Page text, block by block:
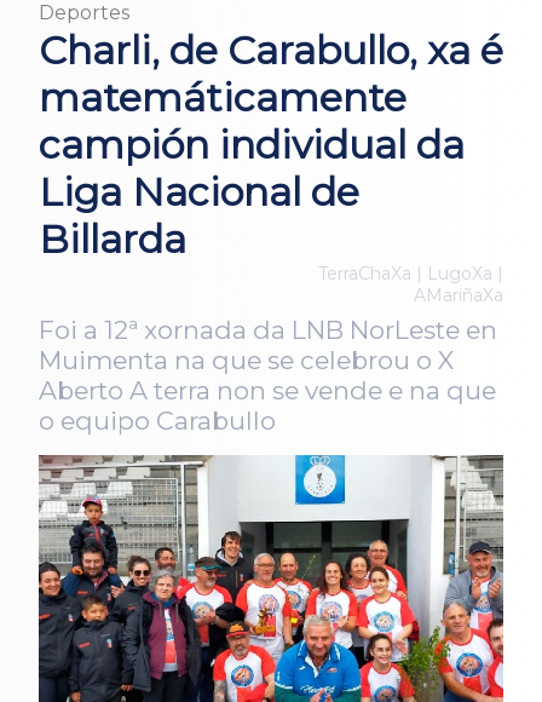
Deportes
Charli, de Carabullo, xa é
matemáticamente
campión individual da
Liga Nacional de
Billarda
TerraChaXa | LugoXa |
AMariñaXa
Foi a 12ª xornada da LNB NorLeste en
Muimenta na que se celebrou o X
Aberto A terra non se vende e na que
o equipo Carabullo